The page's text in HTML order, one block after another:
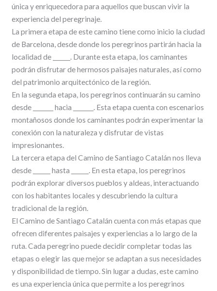
única y enriquecedora para aquellos que buscan vivir la
experiencia del peregrinaje.
La primera etapa de este camino tiene como inicio la ciudad
de Barcelona, desde donde los peregrinos partirán hacia la
localidad de ______. Durante esta etapa, los caminantes
podrán disfrutar de hermosos paisajes naturales, así como
del patrimonio arquitectónico de la región.
En la segunda etapa, los peregrinos continuarán su camino
desde _______ hacia _______. Esta etapa cuenta con escenarios
montañosos donde los caminantes podrán experimentar la
conexión con la naturaleza y disfrutar de vistas
impresionantes.
La tercera etapa del Camino de Santiago Catalán nos lleva
desde ______ hasta ______. En esta etapa, los peregrinos
podrán explorar diversos pueblos y aldeas, interactuando
con los habitantes locales y descubriendo la cultura
tradicional de la región.
El Camino de Santiago Catalán cuenta con más etapas que
ofrecen diferentes paisajes y experiencias a lo largo de la
ruta. Cada peregrino puede decidir completar todas las
etapas o elegir las que mejor se adaptan a sus necesidades
y disponibilidad de tiempo. Sin lugar a dudas, este camino
es una experiencia única que permite a los peregrinos